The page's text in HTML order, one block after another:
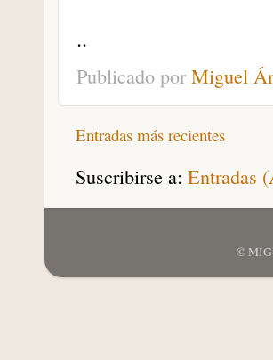
..
Publicado porMiguel
Entradas más recientes
Suscribirse a: Entradas
©